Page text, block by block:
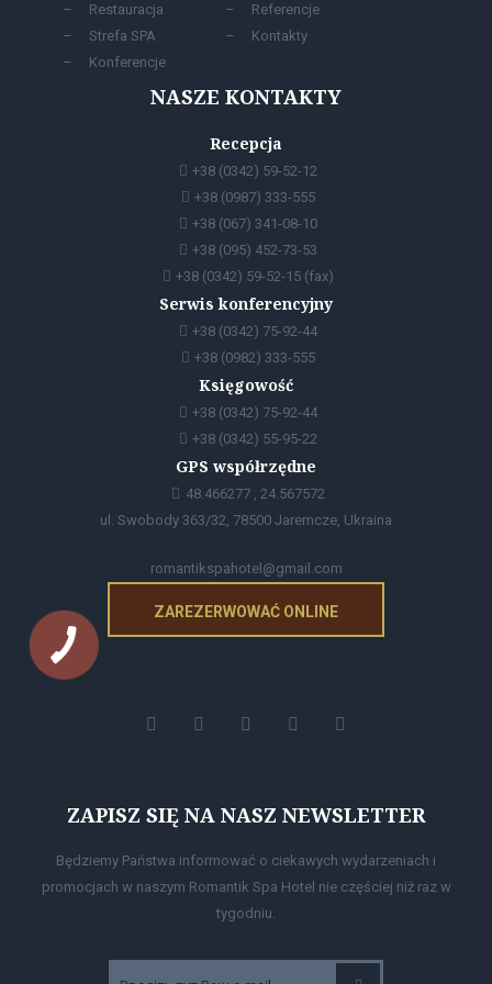
Restauracja
Strefa SPA
Konferencje
Referencje
Kontakty
NASZE KONTAKTY
Recepcja
+38 (0342) 59-52-12
+38 (0987) 333-555
+38 (067) 341-08-10
+38 (095) 452-73-53
+38 (0342) 59-52-15 (fax)
Serwis konferencyjny
+38 (0342) 75-92-44
+38 (0982) 333-555
Księgowość
+38 (0342) 75-92-44
+38 (0342) 55-95-22
GPS współrzędne
48.466277 , 24.567572
ul. Swobody 363/32, 78500 Jaremcze, Ukraina
romantikspahotel@gmail.com
ZAREZERWOWAĆ ONLINE
ZAPISZ SIĘ NA NASZ NEWSLETTER
Będziemy Państwa informować o ciekawych wydarzeniach i
promocjach w naszym Romantik Spa Hotel nie częściej niż raz w
tygodniu.